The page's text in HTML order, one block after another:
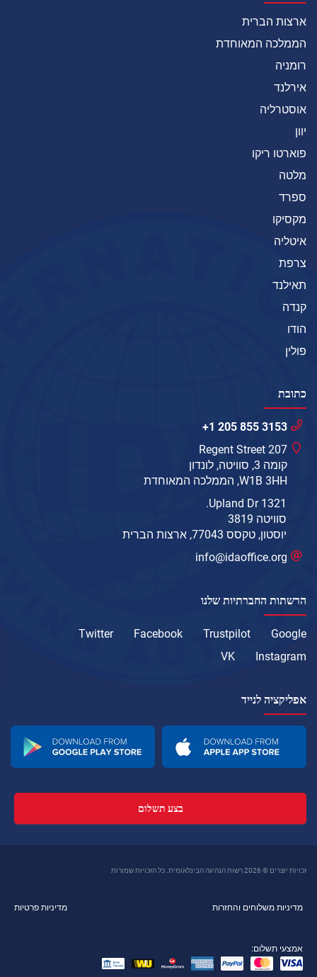
ארצות הברית
הממלכה המאוחדת
רומניה
אירלנד
אוסטרליה
יוון
פוארטו ריקו
מלטה
ספרד
מקסיקו
איטליה
צרפת
תאילנד
קנדה
הודו
פולין
כתובת
+1 205 855 3153
207 Regent Street
קומה 3, סוויטה, לונדון
W1B 3HH, הממלכה המאוחדת
1321 Upland Dr.
סוויטה 3819
יוסטון, טקסס 77043, ארצות הברית
info@idaoffice.org
הרשתות החברתיות שלנו
Google
Trustpilot
Facebook
Twitter
Instagram
VK
אפליקציה לנייד
בצע תשלום
זכויות יוצרים © 2026 רשות הנהיגה הבינלאומית. כל הזכויות שמורות
מדיניות משלוחים והחזרות מדיניות פרטיות
אמצעי תשלום: